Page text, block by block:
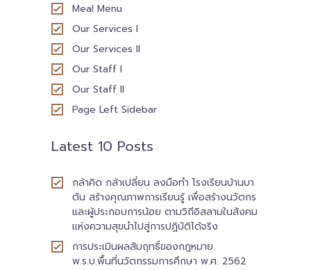
-- รายงานคณะผู้ประเมินอิสระ
-- รายงานประจำปี
---- ปีการศึกษา 2564
---- ปีการศึกษา 2567
-- รายงานผล กขศ.สพท.
-- เอกสารเผยแพร่
เกี่ยวกับเรา
Meal Menu
Our Services I
Our Services II
Our Staff I
Our Staff II
Page Left Sidebar
Latest 10 Posts
กล้าคิด กล้าเปลี่ยน ลงมือทำ โรงเรียนบ้านบา
ตัน สร้างคุณภาพการเรียนรู้ เพื่อสร้างนวัตกร
และผู้ประกอบการน้อย ตามวิถีอิสลามในสังคม
แห่งความสุขนำไปสู่การปฏิบัติได้จริง
การประเมินผลสัมฤทธิ์ของกฎหมาย
พ.ร.บ.พื้นที่นวัตกรรมการศึกษา พ.ศ. 2562